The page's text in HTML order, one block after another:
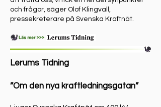
och frågor, säger Olof Klingvall,
pressekreterare på Svenska Kraftnät.
Lerums Tidning
”Om den nya kraftledningsgatan”